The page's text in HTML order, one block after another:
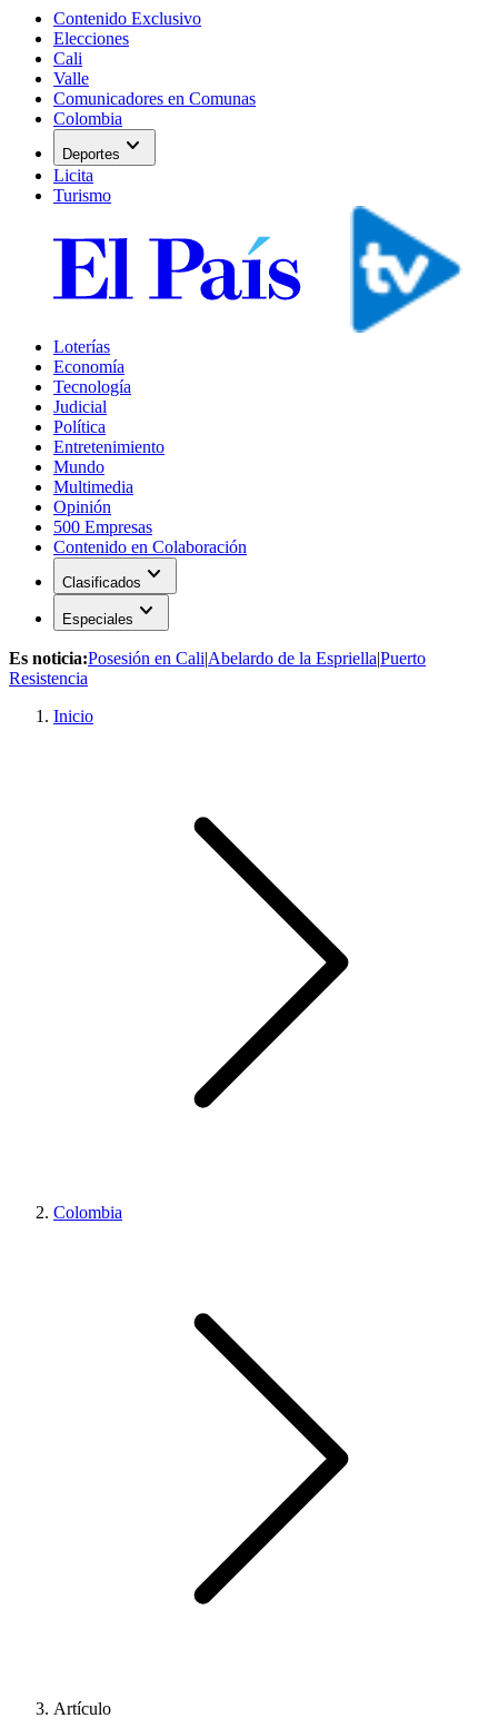
Contenido Exclusivo
Elecciones
Cali
Valle
Comunicadores en Comunas
Colombia
Deportes expand_more
Licita
Turismo
Loterías
Economía
Tecnología
Judicial
Política
Entretenimiento
Mundo
Multimedia
Opinión
500 Empresas
Contenido en Colaboración
Clasificados expand_more
Especiales expand_more
Es noticia:Posesión en Cali|Abelardo de la Espriella|Puerto
Resistencia
Inicio
Colombia
Artículo